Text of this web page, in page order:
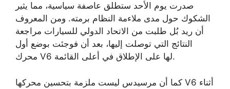
صدرت يوم الأحد ستطلق عاصفة سياسية، مما يثير
الشكوك حول مدى ملاءمة النظام برمته. ومن المعروف
أن ريد بُل طلبت من الاتحاد الدولي للسيارات مراجعة
النتائج التي توصلت إليها، بعد أن فوجئت بوضع أول
محرك V6 لها على الإطلاق في أعلى القائمة.
كما أن مرسيدس ليست ملزمة بتحسين محركها V6 أثناء